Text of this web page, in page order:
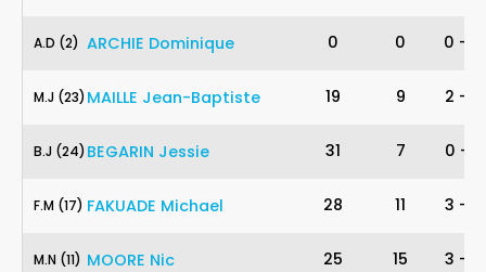
2 ARCHIE Dominique
A.D (2) 0 0 0 -
23 MAILLE Jean-Baptiste
M.J (23) 19 9 2 -
24 BEGARIN Jessie
B.J (24) 31 7 0 -
17 FAKUADE Michael
F.M (17) 28 11 3 -
11 MOORE Nic
M.N (11) 25 15 3 -